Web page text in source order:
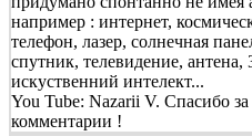
например : интернет,
телефон, лазер, солнечная
спутник, телевидение, антена,
искуственний интелект...
You Tube: Nazarii V. Спасибо
комментарии !